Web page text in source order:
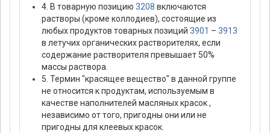
4. В товарную позицию 3208 включаются
растворы (кроме коллодиев), состоящие из
любых продуктов товарных позиций 3901 – 3913
в летучих органических растворителях, если
содержание растворителя превышает 50%
массы раствора.
5. Термин "красящее вещество" в данной группе
не относится к продуктам, используемым в
качестве наполнителей масляных красок ,
независимо от того, пригодны они или не
пригодны для клеевых красок.